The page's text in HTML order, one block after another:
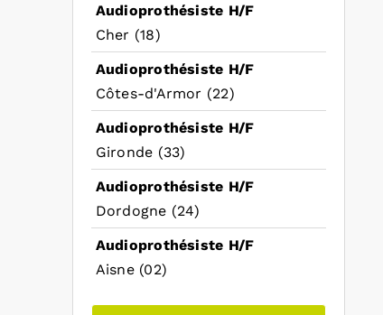
Audioprothésiste H/F
Cher (18)
Audioprothésiste H/F
Côtes-d'Armor (22)
Audioprothésiste H/F
Gironde (33)
Audioprothésiste H/F
Dordogne (24)
Audioprothésiste H/F
Aisne (02)